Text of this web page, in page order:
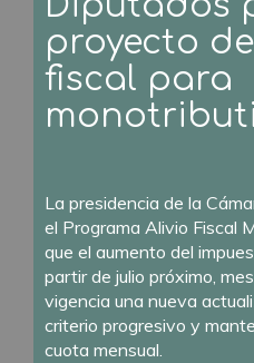
proyecto
fiscal para
La presidencia de la
el Programa Alivio Fiscal
que el aumento del
partir de julio próximo,
vigencia una nueva
criterio progresivo y
cuota mensual.